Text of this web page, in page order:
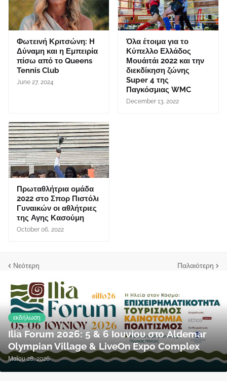
Φωτεινή Κριτσώνη: Η
Δύναμη και η Εμπειρία
πίσω από το Queens
Tennis Club
June 27, 2024
Όλα έτοιμα για το
Κύπελλο Ελλάδος
Μουάιτάι 2022 και την
διεκδίκηση ζώνης
Super 4 της
Παγκόσμιας WMC
December 13, 2022
Πρωταθλήτρια ομάδα
2022 στο Σπορ Πιστόλι
Γυναικών οι αθλήτριες
της Αγης Κασούμη
October 06, 2022
Νεότερη Παλαιότερη
εκδήλωση
Ilia Forum 2026: 5 & 6 Ιουνίου στο Aldemar
Olympian Village & LiveOn Expo Complex
Μαΐου 28, 2026